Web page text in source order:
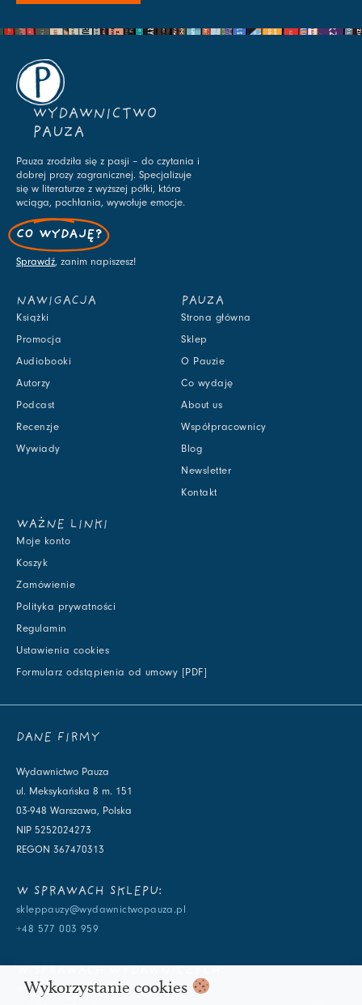
WYDAWNICTWO
PAUZA
Pauza zrodziła się z pasji – do czytania i
dobrej prozy zagranicznej. Specjalizuje
się w literaturze z wyższej półki, która
wciąga, pochłania, wywołuje emocje.
CO WYDAJĘ?
Sprawdź, zanim napiszesz!
NAWIGACJA
Książki
Promocja
Audiobooki
Autorzy
Podcast
Recenzje
Wywiady
PAUZA
Strona główna
Sklep
O Pauzie
Co wydaję
About us
Współpracownicy
Blog
Newsletter
Kontakt
WAŻNE LINKI
Moje konto
Koszyk
Zamówienie
Polityka prywatności
Regulamin
Ustawienia cookies
Formularz odstąpienia od umowy [PDF]
DANE FIRMY
Wydawnictwo Pauza
ul. Meksykańska 8 m. 151
03-948 Warszawa, Polska
NIP 5252024273
REGON 367470313
W SPRAWACH SKLEPU:
skleppauzy@wydawnictwopauza.pl
+48 577 003 959
info@wydawnictwopauza.pl
Wykorzystanie cookies